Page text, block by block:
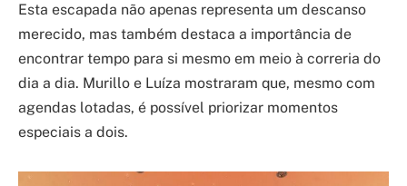
Esta escapada não apenas representa um descanso
merecido, mas também destaca a importância de
encontrar tempo para si mesmo em meio à correria do
dia a dia. Murillo e Luíza mostraram que, mesmo com
agendas lotadas, é possível priorizar momentos
especiais a dois.